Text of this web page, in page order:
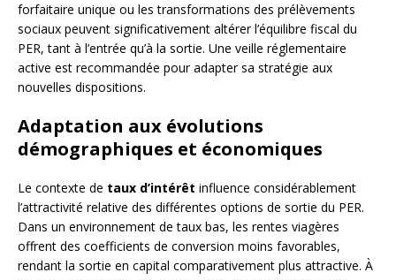
forfaitaire unique ou les transformations des prélèvements
sociaux peuvent significativement altérer l’équilibre fiscal du
PER, tant à l’entrée qu’à la sortie. Une veille réglementaire
active est recommandée pour adapter sa stratégie aux
nouvelles dispositions.
Adaptation aux évolutions
démographiques et économiques
Le contexte de taux d’intérêt influence considérablement
l’attractivité relative des différentes options de sortie du PER.
Dans un environnement de taux bas, les rentes viagères
offrent des coefficients de conversion moins favorables,
rendant la sortie en capital comparativement plus attractive. À